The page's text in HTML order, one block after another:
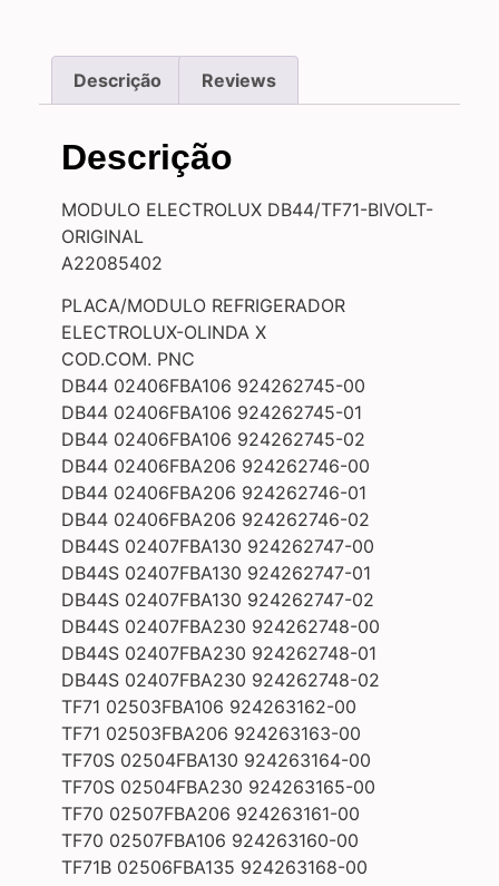
Descrição Reviews
Descrição
MODULO ELECTROLUX DB44/TF71-BIVOLT-
ORIGINAL
A22085402
PLACA/MODULO REFRIGERADOR
ELECTROLUX-OLINDA X
COD.COM. PNC
DB44 02406FBA106 924262745-00
DB44 02406FBA106 924262745-01
DB44 02406FBA106 924262745-02
DB44 02406FBA206 924262746-00
DB44 02406FBA206 924262746-01
DB44 02406FBA206 924262746-02
DB44S 02407FBA130 924262747-00
DB44S 02407FBA130 924262747-01
DB44S 02407FBA130 924262747-02
DB44S 02407FBA230 924262748-00
DB44S 02407FBA230 924262748-01
DB44S 02407FBA230 924262748-02
TF71 02503FBA106 924263162-00
TF71 02503FBA206 924263163-00
TF70S 02504FBA130 924263164-00
TF70S 02504FBA230 924263165-00
TF70 02507FBA206 924263161-00
TF70 02507FBA106 924263160-00
TF71B 02506FBA135 924263168-00